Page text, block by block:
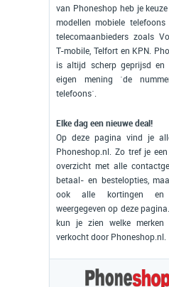
van Phoneshop heb je
modellen mobiele telefoons
telecomaanbieders zoals
T-mobile, Telfort en KPN.
is altijd scherp geprijsd en
eigen mening ´de
telefoons´.
Elke dag een nieuwe deal!
Op deze pagina vind je
Phoneshop.nl. Zo tref je
overzicht met alle
betaal- en bestelopties,
ook alle kortingen en
weergegeven op deze
kun je zien welke merken
verkocht door Phoneshop.nl.